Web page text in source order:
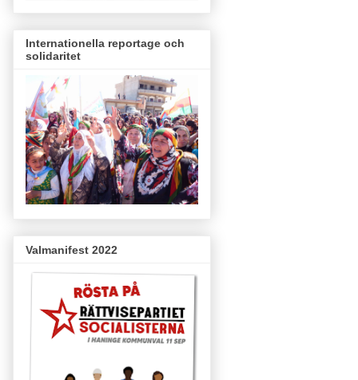
Internationella reportage och
solidaritet
Valmanifest 2022